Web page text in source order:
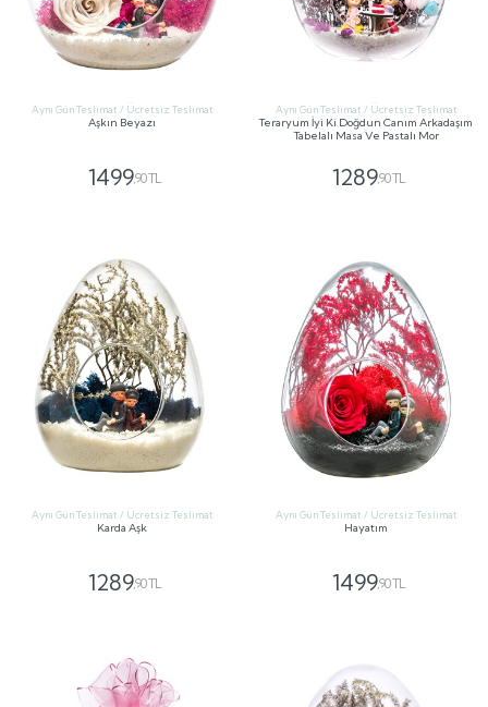
Aynı Gün Teslimat / Ücretsiz Teslimat
Aşkın Beyazı
1499,90 TL
Aynı Gün Teslimat / Ücretsiz Teslimat
Teraryum İyi Ki Doğdun Canım Arkadaşım
Tabelalı Masa Ve Pastalı Mor
1289,90 TL
Aynı Gün Teslimat / Ücretsiz Teslimat
Karda Aşk
1289,90 TL
Aynı Gün Teslimat / Ücretsiz Teslimat
Hayatım
1499,90 TL